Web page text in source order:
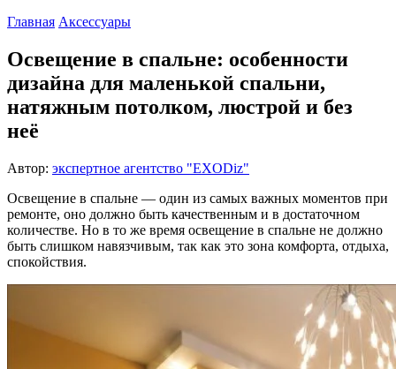
Главная Аксессуары
Освещение в спальне: особенности
дизайна для маленькой спальни,
натяжным потолком, люстрой и без
неё
Автор: экспертное агентство "EXODiz"
Освещение в спальне — один из самых важных моментов при
ремонте, оно должно быть качественным и в достаточном
количестве. Но в то же время освещение в спальне не должно
быть слишком навязчивым, так как это зона комфорта, отдыха,
спокойствия.